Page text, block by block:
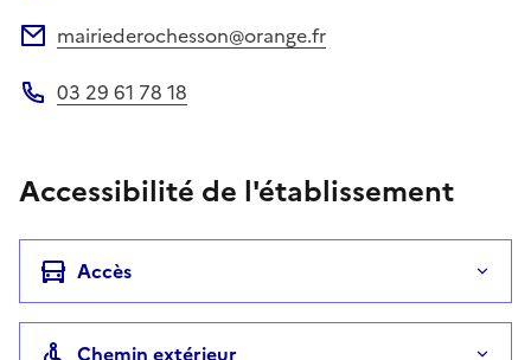
mairiederochesson@orange.fr
03 29 61 78 18
Accessibilité de l'établissement
Accès
Chemin extérieur